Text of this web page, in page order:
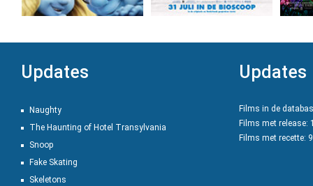
Updates
Naughty
The Haunting of Hotel Transylvania
Snoop
Fake Skating
Skeletons
Updates
Films in de
Films met release:
Films met recette: